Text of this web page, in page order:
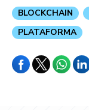
BLOCKCHAIN
PLATAFORMA